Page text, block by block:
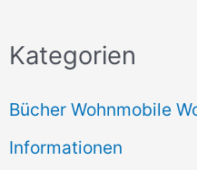
Kategorien
Bücher Wohnmobile
Informationen